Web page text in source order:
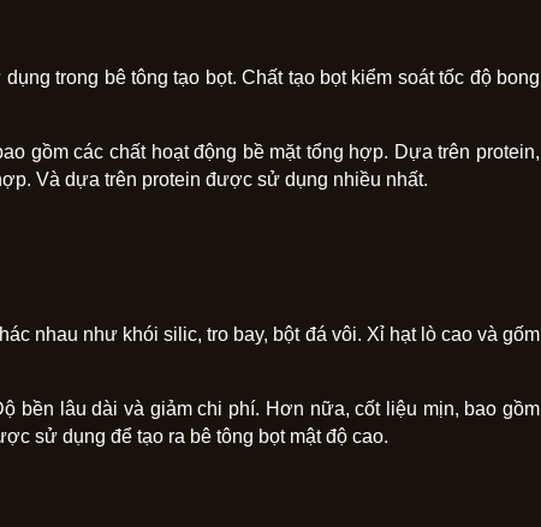
trong bê tông tạo bọt. Chất tạo bọt kiểm soát tốc độ bong
gồm các chất hoạt động bề mặt tổng hợp. Dựa trên protein,
Và dựa trên protein được sử dụng nhiều nhất.
nhau như khói silic, tro bay, bột đá vôi. Xỉ hạt lò cao và gốm
bền lâu dài và giảm chi phí. Hơn nữa, cốt liệu mịn, bao gồm
sử dụng để tạo ra bê tông bọt mật độ cao.